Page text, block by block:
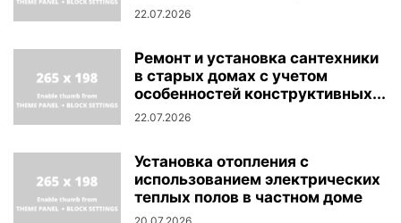
22.07.2026
Ремонт и установка сантехники
в старых домах с учетом
особенностей конструктивных...
22.07.2026
Установка отопления с
использованием электрических
теплых полов в частном доме